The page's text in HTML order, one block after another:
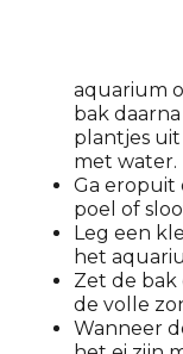
aquarium
bak
plantjes
met water.
Ga eropuit
poel of
Leg een
het
Zet de bak
de volle
Wanneer